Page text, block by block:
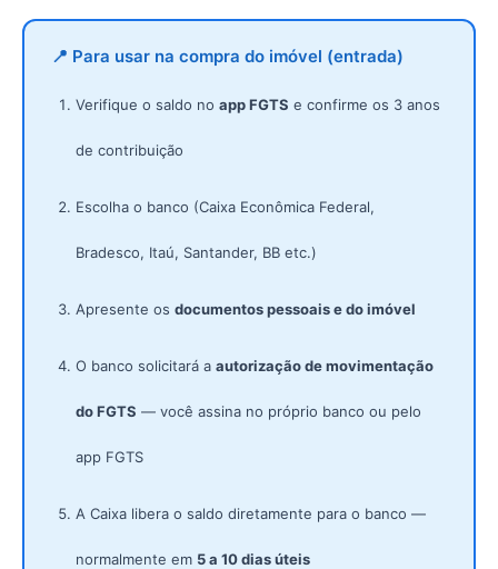
📍 Para usar na compra do imóvel (entrada)
Verifique o saldo no app FGTS e confirme os 3 anos
de contribuição
Escolha o banco (Caixa Econômica Federal,
Bradesco, Itaú, Santander, BB etc.)
Apresente os documentos pessoais e do imóvel
O banco solicitará a autorização de movimentação
do FGTS — você assina no próprio banco ou pelo
app FGTS
A Caixa libera o saldo diretamente para o banco —
normalmente em 5 a 10 dias úteis